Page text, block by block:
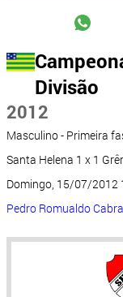
Divisão
2012
Masculino - Primeira
Santa Helena 1 x 1
Domingo, 15/07/2012
Pedro Romualdo